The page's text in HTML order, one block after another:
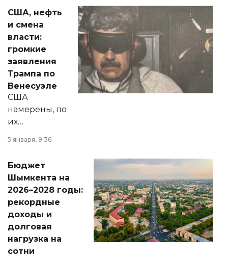
актуальных тем —
от слухов о
политических
реформах до
вопросов армии,
экономики и
личного здоровья.
США, нефть
и смена
власти:
громкие
заявления
Трампа по
Венесуэле
США
намерены, по
их
принести
народу
Венесуэлы.
5 января, 9:36
Бюджет
Шымкента на
2026–2028 годы:
рекордные
доходы и
долговая
нагрузка на
сотни